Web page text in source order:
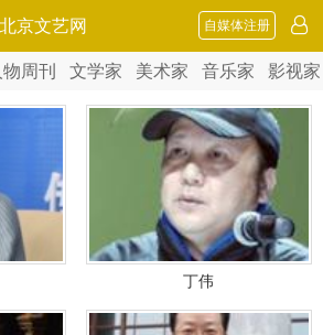
北京文艺网 自媒体注册
物周刊 文学家 美术家 音乐家 影视家
丁伟